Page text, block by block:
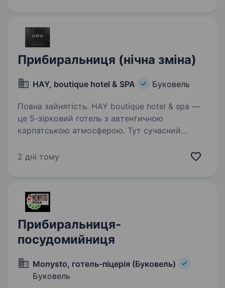
Прибиральниця (нічна зміна)
HAY, boutique hotel & SPA Буковель
Повна зайнятість. HAY boutique hotel & spa —
це 5-зірковий готель з автентичною
карпатською атмосферою. Тут сучасний
спадщиною регіону. Наше меню, натхненне
2 дні тому
Прибиральниця-
посудомийниця
Monysto, готель-піцерія (Буковель)
Буковель